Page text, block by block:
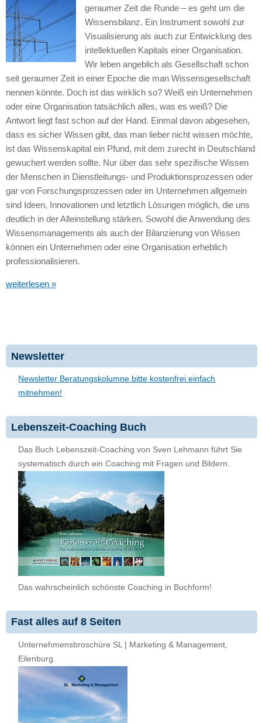
geraumer Zeit die Runde – es geht um die
Wissensbilanz. Ein Instrument sowohl zur
Visualisierung als auch zur Entwicklung des
intellektuellen Kapitals einer Organisation.
Wir leben angeblich als Gesellschaft schon
seit geraumer Zeit in einer Epoche die man Wissensgesellschaft
nennen könnte. Doch ist das wirklich so? Weiß ein Unternehmen
oder eine Organisation tatsächlich alles, was es weiß? Die
Antwort liegt fast schon auf der Hand. Einmal davon abgesehen,
dass es sicher Wissen gibt, das man lieber nicht wissen möchte,
ist das Wissenskapital ein Pfund, mit dem zurecht in Deutschland
gewuchert werden sollte. Nur über das sehr spezifische Wissen
der Menschen in Dienstleitungs- und Produktionsprozessen oder
gar von Forschungsprozessen oder im Unternehmen allgemein
sind Ideen, Innovationen und letztlich Lösungen möglich, die uns
deutlich in der Alleinstellung stärken. Sowohl die Anwendung des
Wissensmanagements als auch der Bilanzierung von Wissen
können ein Unternehmen oder eine Organisation erheblich
professionalisieren.
weiterlesen »
Newsletter
Newsletter Beratungskolumne bitte kostenfrei einfach
mitnehmen!
Lebenszeit-Coaching Buch
Das Buch Lebenszeit-Coaching von Sven Lehmann führt Sie
systematisch durch ein Coaching mit Fragen und Bildern.
Das wahrscheinlich schönste Coaching in Buchform!
Fast alles auf 8 Seiten
Unternehmensbroschüre SL | Marketing & Management,
Eilenburg.